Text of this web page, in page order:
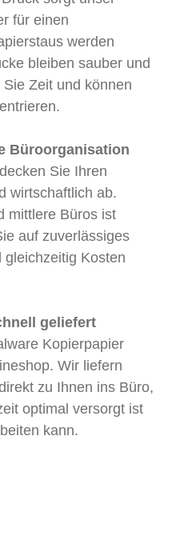
für einen
werden
bleiben sauber und
Zeit und können
Büroorganisation
Sie Ihren
wirtschaftlich ab.
mittlere Büros ist
auf zuverlässiges
gleichzeitig Kosten
geliefert
Kopierpapier
Wir liefern
zu Ihnen ins Büro,
optimal versorgt ist
kann.